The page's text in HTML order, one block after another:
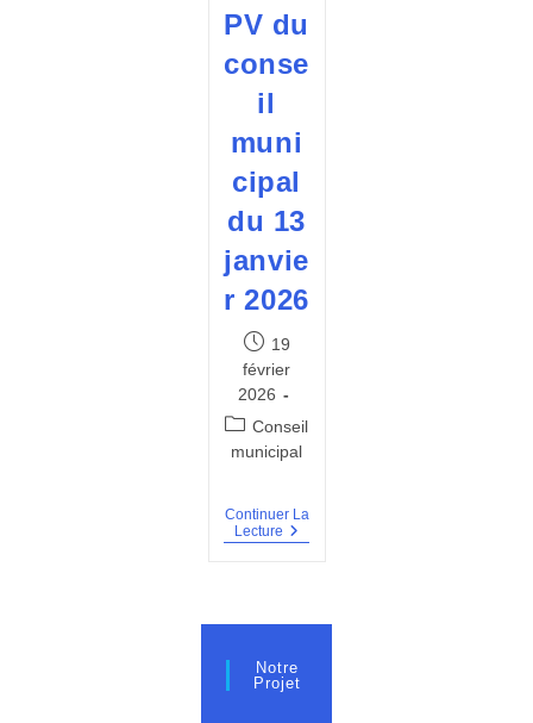
PV du
conse
il
muni
cipal
du 13
janvie
r 2026
Publication
publiée :
19
février
2026
Post
category:
Conseil
municipal
Continuer La
Lecture PV
13
2026
Notre
Projet